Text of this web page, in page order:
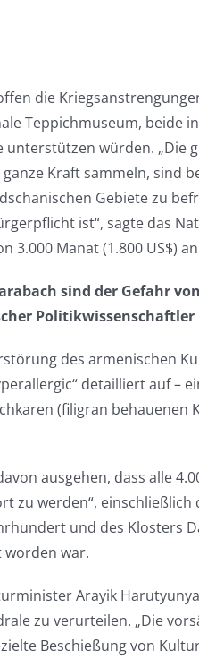
die
Teppichmuseum, beide
würden. „Die
Kraft sammeln, sind
Gebiete zu
ist“, sagte das
3.000 Manat (1.800 US$)
sind der Gefahr
Politikwissenschaftler
des armenischen
detailliert auf –
(filigran behauenen
ausgehen, dass alle
zu werden“,
und des Klosters
worden war.
Arayik
zu verurteilen. „Die
Beschießung von